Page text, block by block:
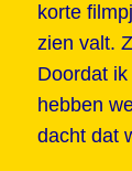
korte
zien valt.
Doordat
hebben
dacht dat